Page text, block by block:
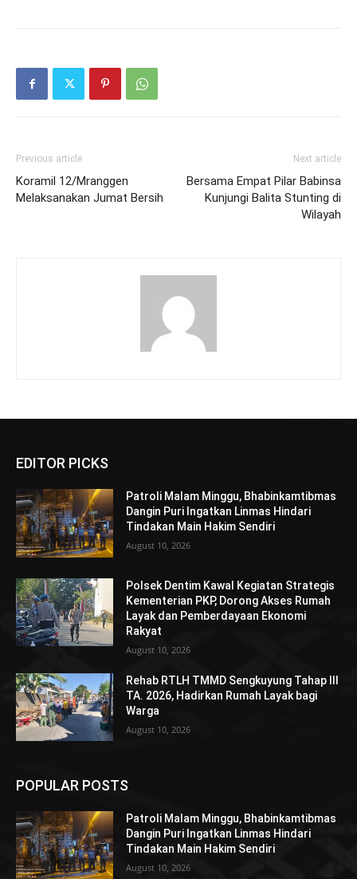
Previous article
Koramil 12/Mranggen
Melaksanakan Jumat Bersih
Next article
Bersama Empat Pilar Babinsa
Kunjungi Balita Stunting di
Wilayah
EDITOR PICKS
Patroli Malam Minggu, Bhabinkamtibmas
Dangin Puri Ingatkan Linmas Hindari
Tindakan Main Hakim Sendiri
August 10, 2026
Polsek Dentim Kawal Kegiatan Strategis
Kementerian PKP, Dorong Akses Rumah
Layak dan Pemberdayaan Ekonomi
Rakyat
August 10, 2026
Rehab RTLH TMMD Sengkuyung Tahap III
TA. 2026, Hadirkan Rumah Layak bagi
Warga
August 10, 2026
POPULAR POSTS
Patroli Malam Minggu, Bhabinkamtibmas
Dangin Puri Ingatkan Linmas Hindari
Tindakan Main Hakim Sendiri
August 10, 2026